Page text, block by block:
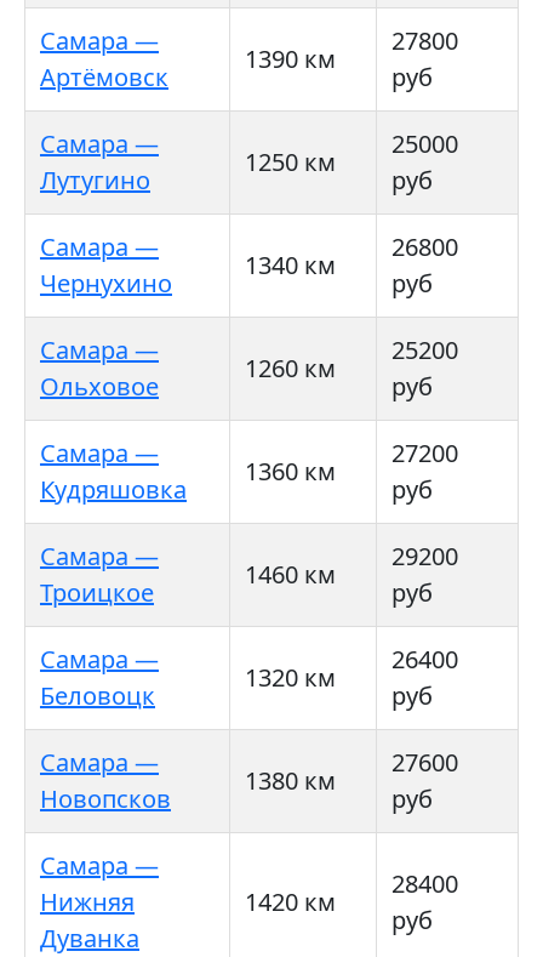
Самара —
Артёмовск
1390 км
27800
руб
Самара —
Лутугино
1250 км
25000
руб
Самара —
Чернухино
1340 км
26800
руб
Самара —
Ольховое
1260 км
25200
руб
Самара —
Кудряшовка
1360 км
27200
руб
Самара —
Троицкое
1460 км
29200
руб
Самара —
Беловоцк
1320 км
26400
руб
Самара —
Новопсков
1380 км
27600
руб
Самара —
Нижняя
Дуванка
1420 км
28400
руб